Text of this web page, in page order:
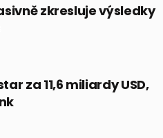
zkresluje výsledky
za 11,6 miliardy USD,